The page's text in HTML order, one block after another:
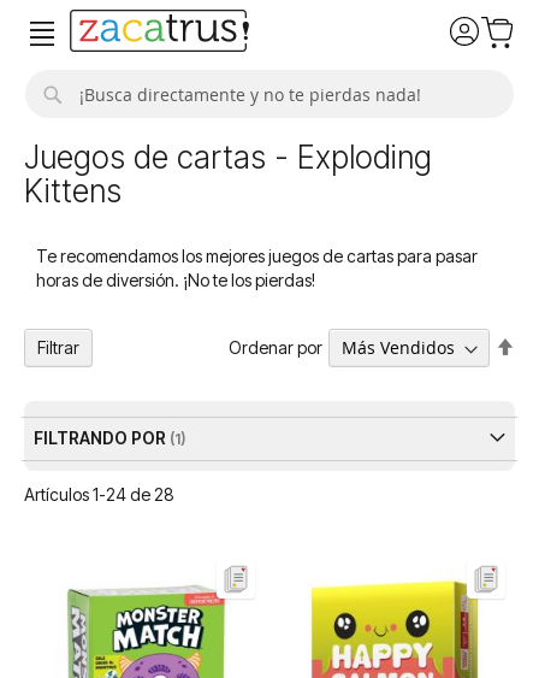
Juegos de cartas - Exploding
Kittens
Te recomendamos los mejores juegos de cartas para pasar
horas de diversión. ¡No te los pierdas!
Artículos1-24de 28
Ordenar por
Filtrar
FILTRANDO POR